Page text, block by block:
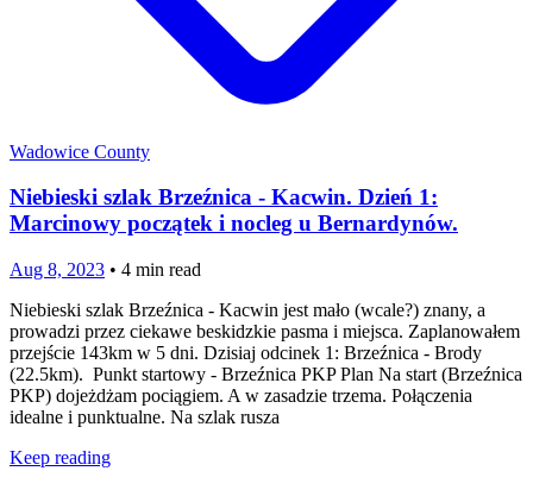
Wadowice County
Niebieski szlak Brzeźnica - Kacwin. Dzień 1:
Marcinowy początek i nocleg u Bernardynów.
Aug 8, 2023 • 4 min read
Niebieski szlak Brzeźnica - Kacwin jest mało (wcale?) znany, a
prowadzi przez ciekawe beskidzkie pasma i miejsca. Zaplanowałem
przejście 143km w 5 dni. Dzisiaj odcinek 1: Brzeźnica - Brody
(22.5km). Punkt startowy - Brzeźnica PKP Plan Na start (Brzeźnica
PKP) dojeżdżam pociągiem. A w zasadzie trzema. Połączenia
idealne i punktualne. Na szlak rusza
Keep reading